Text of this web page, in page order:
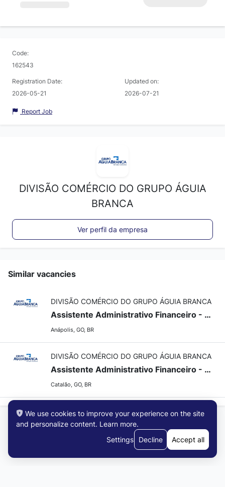
Code:
162543
Registration Date:
2026-05-21
Updated on:
2026-07-21
Report Job
DIVISÃO COMÉRCIO DO GRUPO ÁGUIA
BRANCA
Ver perfil da empresa
Similar vacancies
DIVISÃO COMÉRCIO DO GRUPO ÁGUIA BRANCA
Assistente Administrativo Financeiro - Anápolis/GO
Anápolis, GO, BR
DIVISÃO COMÉRCIO DO GRUPO ÁGUIA BRANCA
Assistente Administrativo Financeiro - Catalão/GO
Catalão, GO, BR
We use cookies to improve your experience on the site
and personalize content. Learn more.
Settings
Decline Accept all